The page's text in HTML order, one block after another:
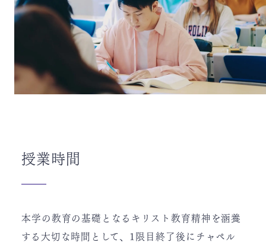
授業時間
本学の教育の基礎となるキリスト教育精神を涵養
する大切な時間として、1限目終了後にチャペル